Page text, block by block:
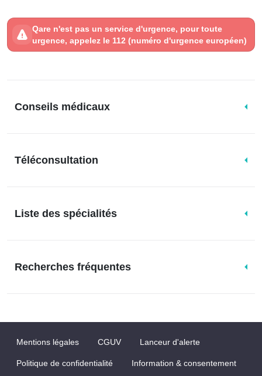
Qare n'est pas un service d'urgence, pour toute
urgence, appelez le 112 (numéro d'urgence européen)
Conseils médicaux
Téléconsultation
Liste des spécialités
Recherches fréquentes
Mentions légales CGUV Lanceur d'alerte
Politique de confidentialité Information & consentement